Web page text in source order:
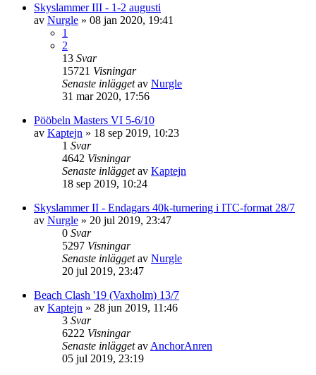
Skyslammer III - 1-2 augusti
av Nurgle » 08 jan 2020, 19:41
1
2
13 Svar
15721 Visningar
Senaste inläggetav Nurgle
31 mar 2020, 17:56
Pööbeln Masters VI 5-6/10
av Kaptejn » 18 sep 2019, 10:23
1 Svar
4642 Visningar
Senaste inläggetav Kaptejn
18 sep 2019, 10:24
Skyslammer II - Endagars 40k-turnering i ITC-format 28/7
av Nurgle » 20 jul 2019, 23:47
0 Svar
5297 Visningar
Senaste inläggetav Nurgle
20 jul 2019, 23:47
Beach Clash '19 (Vaxholm) 13/7
av Kaptejn » 28 jun 2019, 11:46
3 Svar
6222 Visningar
Senaste inläggetav AnchorAnren
05 jul 2019, 23:19